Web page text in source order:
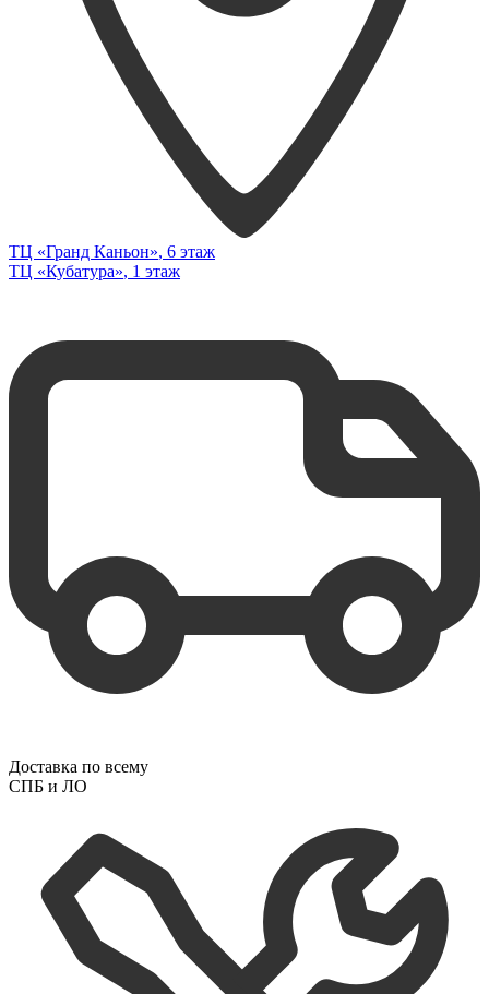
ТЦ «Гранд Каньон», 6 этаж
ТЦ «Кубатура», 1 этаж
Доставка по всему
СПБ и ЛО